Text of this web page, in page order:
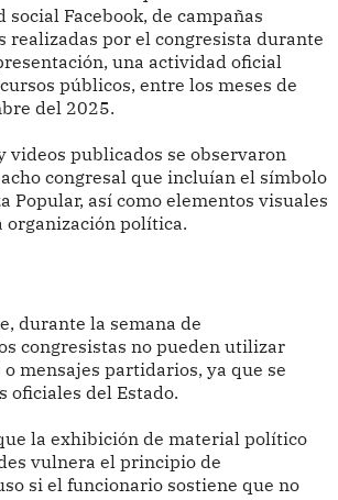
Facebook, de campañas
realizadas por el congresista durante
una actividad oficial
públicos, entre los meses de
del 2025.
videos publicados se observaron
congresal que incluían el símbolo
Popular, así como elementos visuales
organización política.
durante la semana de
congresistas no pueden utilizar
mensajes partidarios, ya que se
oficiales del Estado.
la exhibición de material político
vulnera el principio de
si el funcionario sostiene que no